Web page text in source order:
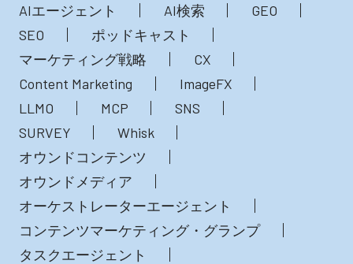
AIエージェント
AI検索
GEO
SEO
ポッドキャスト
マーケティング戦略
CX
Content Marketing
ImageFX
LLMO
MCP
SNS
SURVEY
Whisk
オウンドコンテンツ
オウンドメディア
オーケストレーターエージェント
コンテンツマーケティング・グランプ
タスクエージェント